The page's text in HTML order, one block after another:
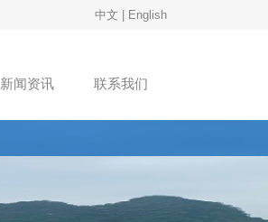
中文 English
新闻资讯 联系我们